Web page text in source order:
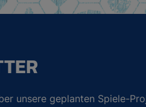
unsere geplanten Spiele-